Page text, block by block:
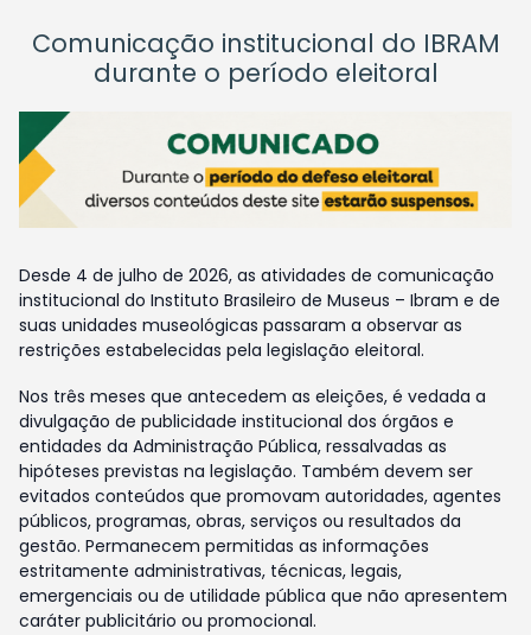
Comunicação institucional do IBRAM
durante o período eleitoral
Desde 4 de julho de 2026, as atividades de comunicação
institucional do Instituto Brasileiro de Museus – Ibram e de
suas unidades museológicas passaram a observar as
restrições estabelecidas pela legislação eleitoral.
Nos três meses que antecedem as eleições, é vedada a
divulgação de publicidade institucional dos órgãos e
entidades da Administração Pública, ressalvadas as
hipóteses previstas na legislação. Também devem ser
evitados conteúdos que promovam autoridades, agentes
públicos, programas, obras, serviços ou resultados da
gestão. Permanecem permitidas as informações
estritamente administrativas, técnicas, legais,
emergenciais ou de utilidade pública que não apresentem
caráter publicitário ou promocional.